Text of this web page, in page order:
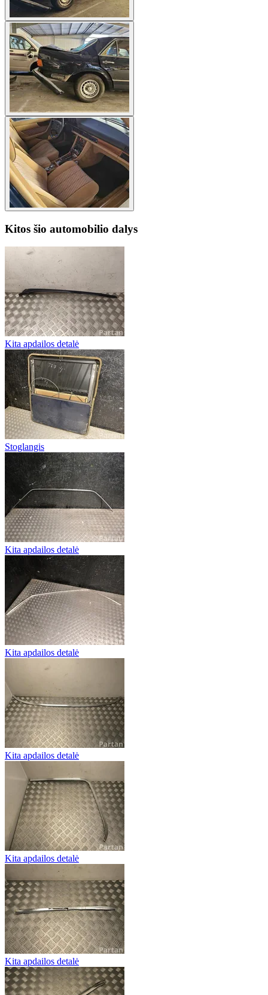
Kitos šio automobilio dalys
Kita apdailos detalė
Stoglangis
Kita apdailos detalė
Kita apdailos detalė
Kita apdailos detalė
Kita apdailos detalė
Kita apdailos detalė